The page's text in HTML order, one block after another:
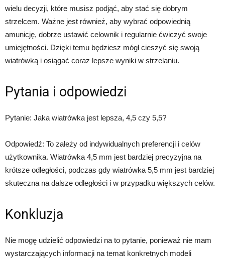
wielu decyzji, które musisz podjąć, aby stać się dobrym
strzelcem. Ważne jest również, aby wybrać odpowiednią
amunicję, dobrze ustawić celownik i regularnie ćwiczyć swoje
umiejętności. Dzięki temu będziesz mógł cieszyć się swoją
wiatrówką i osiągać coraz lepsze wyniki w strzelaniu.
Pytania i odpowiedzi
Pytanie: Jaka wiatrówka jest lepsza, 4,5 czy 5,5?
Odpowiedź: To zależy od indywidualnych preferencji i celów
użytkownika. Wiatrówka 4,5 mm jest bardziej precyzyjna na
krótsze odległości, podczas gdy wiatrówka 5,5 mm jest bardziej
skuteczna na dalsze odległości i w przypadku większych celów.
Konkluzja
Nie mogę udzielić odpowiedzi na to pytanie, ponieważ nie mam
wystarczających informacji na temat konkretnych modeli